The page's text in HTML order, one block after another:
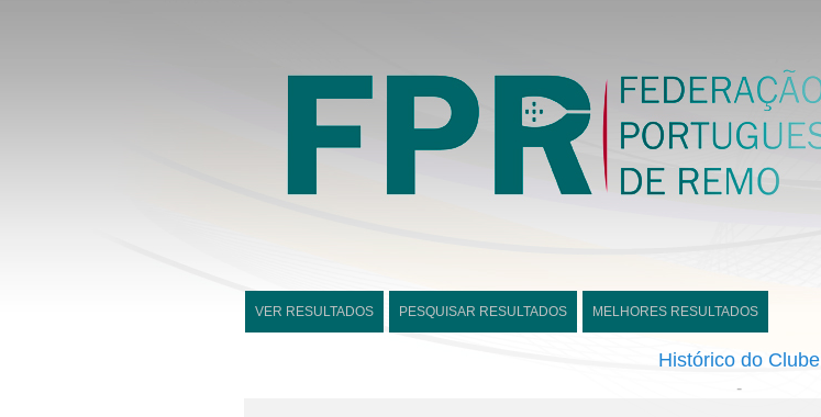
VER RESULTADOS PESQUISAR RESULTADOS MELHORES RESULTADOS
Histórico do Clube
-